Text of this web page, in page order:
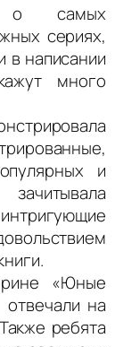
о самых
сериях,
в написании
много
и
«Юные
на
ребята